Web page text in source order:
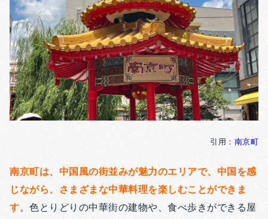
引用： 南京町
南京町は、中国風の街並みが魅力のエリアで、中国を感
じながら、さまざまな中華料理を楽しむことができま
す。色とりどりの中華街の建物や、食べ歩きができる屋